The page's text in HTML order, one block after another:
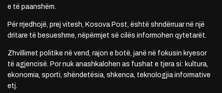
e të paanshëm.
Për rrjedhojë, prej vitesh, Kosova Post, është shndërruar në një
dritare të besueshme, nëpërmjet së cilës informohen qytetarët.
Zhvillimet politike në vend, rajon e botë, janë në fokusin kryesor
të agjencisë. Por nuk anashkalohen as fushat e tjera si: kultura,
ekonomia, sporti, shëndetësia, shkenca, teknologjia informative
etj.